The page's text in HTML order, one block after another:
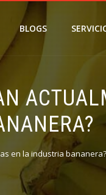
BLOGS
en la industria bananera?